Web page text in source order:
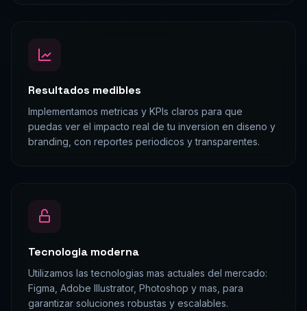
Implementamos metricas y KPIs claros para que
puedas ver el impacto real de tu inversion en diseno y
branding, con reportes periodicos y transparentes.
Utilizamos las tecnologias mas actuales del mercado:
Figma, Adobe Illustrator, Photoshop y mas, para
garantizar soluciones robustas y escalables.